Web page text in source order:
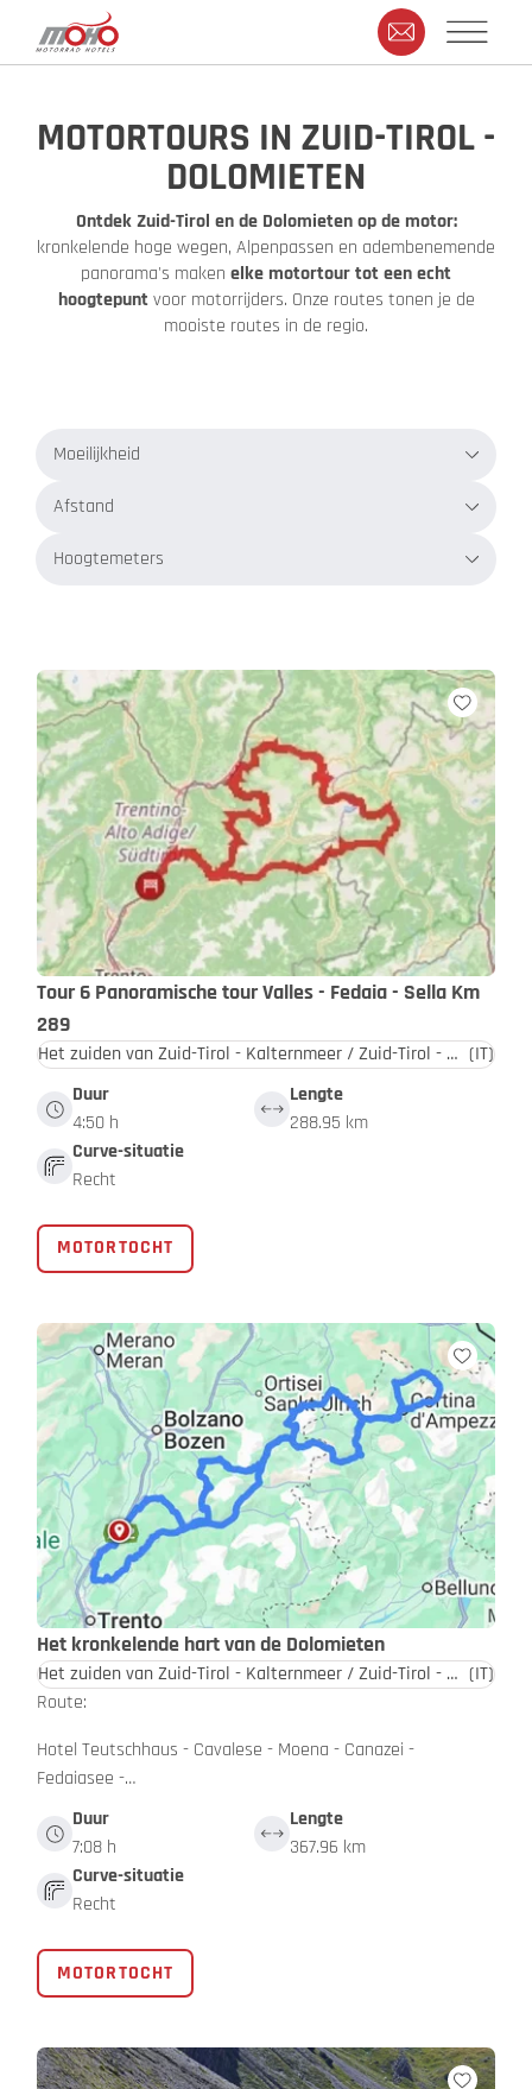
MOTORTOURS IN ZUID-TIROL -
DOLOMIETEN
Ontdek Zuid-Tirol en de Dolomieten op de motor:
kronkelende hoge wegen, Alpenpassen en adembenemende
panorama's maken elke motortour tot een echt
hoogtepuntvoor motorrijders. Onze routes tonen je de
mooiste routes in de regio.
Moeilijkheid
Afstand
Hoogtemeters
Tour 6 Panoramische tour Valles - Fedaia - Sella Km
289
Het zuiden van Zuid-Tirol - Kalternmeer / Zuid-Tirol - Dolomieten (IT)
Duur
4:50 h
Lengte
288.95 km
Curve-situatie
Recht
MOTORTOCHT
Het kronkelende hart van de Dolomieten
Het zuiden van Zuid-Tirol - Kalternmeer / Zuid-Tirol - Dolomieten (IT)
Route:
Hotel Teutschhaus - Cavalese - Moena - Canazei -
Fedaiasee -…
Duur
7:08 h
Lengte
367.96 km
Curve-situatie
Recht
MOTORTOCHT